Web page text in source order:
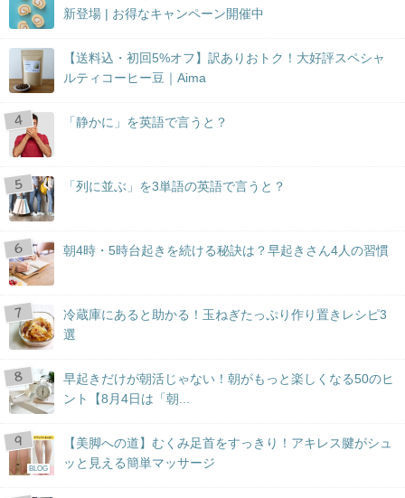
新登場 | お得なキャンペーン開催中
【送料込・初回5%オフ】訳ありおトク！大好評スペシャ
ルティコーヒー豆｜Aima
「静かに」を英語で言うと？
「列に並ぶ」を3単語の英語で言うと？
朝4時・5時台起きを続ける秘訣は？早起きさん4人の習慣
冷蔵庫にあると助かる！玉ねぎたっぷり作り置きレシピ3
選
早起きだけが朝活じゃない！朝がもっと楽しくなる50のヒ
ント【8月4日は「朝...
BLOG
【美脚への道】むくみ足首をすっきり！アキレス腱がシュ
ッと見える簡単マッサージ